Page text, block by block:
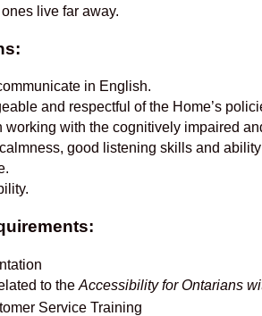
live far away.
in English.
and respectful of the Home’s
working with the cognitively impaired
good listening skills and
to the Accessibility for Ontarians
Service Training